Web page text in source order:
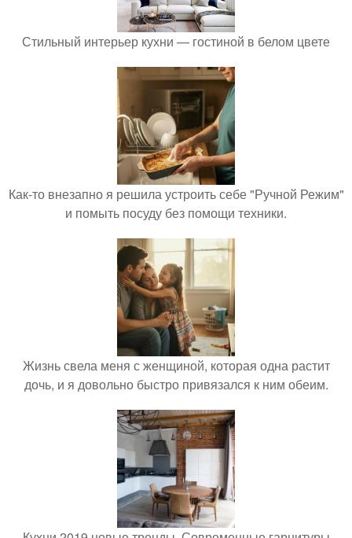
Стильный интерьер кухни — гостиной в белом цвете
Как-то внезапно я решила устроить себе "Ручной Режим"
и помыть посуду без помощи техники.
Жизнь свела меня с женщиной, которая одна растит
дочь, и я довольно быстро привязался к ним обеим.